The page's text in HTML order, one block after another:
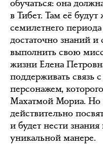
обучаться: она
в Тибет. Там её
семилетнего
достаточно знаний
выполнить свою
жизни Елена
поддерживать связь
персонажем,
Махатмой Мориа. Но
действительно
и будет нести
уникальной манере.